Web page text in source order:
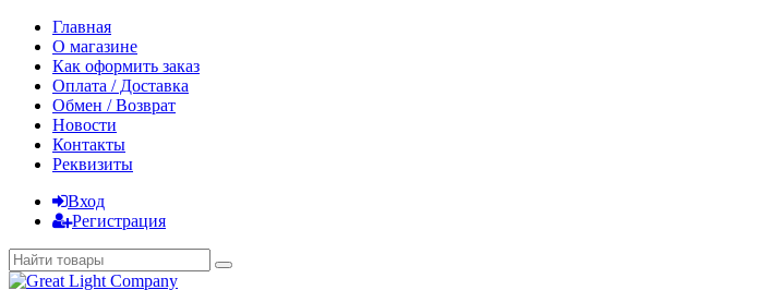
Главная
О магазине
Как оформить заказ
Оплата / Доставка
Обмен / Возврат
Новости
Контакты
Реквизиты
Вход
Регистрация